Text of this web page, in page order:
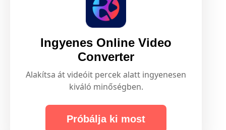
Ingyenes Online Video
Converter
Alakítsa át videóit percek alatt ingyenesen
kiváló minőségben.
Próbálja ki most